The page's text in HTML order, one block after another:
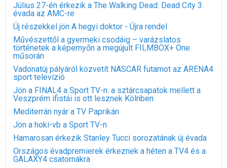
Július 27-én érkezik a The Walking Dead: Dead City 3.
évada az AMC-re
Új részekkel jön A hegyi doktor - Újra rendel
Művészettől a gyermeki csodáig – varázslatos
történetek a képernyőn a megújult FILMBOX+ One
műsorán
Vadonatúj pályáról közvetít NASCAR futamot az ARENA4
sport televízió
Jön a FINAL4 a Sport TV-n: a sztárcsapatok mellett a
Veszprém ifistái is ott lesznek Kölnben
Mediterrán nyár a TV Paprikán
Jön a hoki-vb a Sport TV-n
Hamarosan érkezik Stanley Tucci sorozatának új évada
Országos évadpremierek érkeznek a héten a TV4 és a
GALAXY4 csatornákra